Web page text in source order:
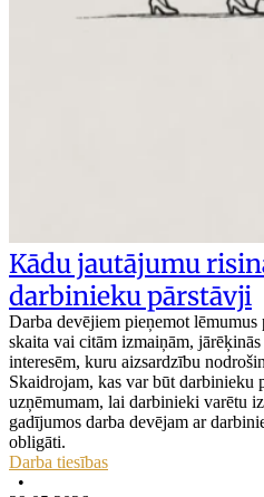
Kādu jautājumu
darbinieku pārstāvji
Darba devējiem pieņemot
skaita vai citām izmaiņām,
interesēm, kuru aizsardzību
Skaidrojam, kas var būt darbinieku
uzņēmumam, lai darbinieki varētu
gadījumos darba devējam ar
obligāti.
Darba tiesības
•